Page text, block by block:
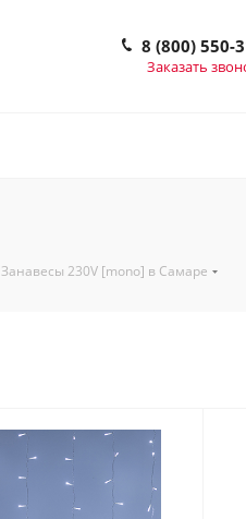
8 (800) 550-
Заказать
Занавесы 230V [mono] в Самаре